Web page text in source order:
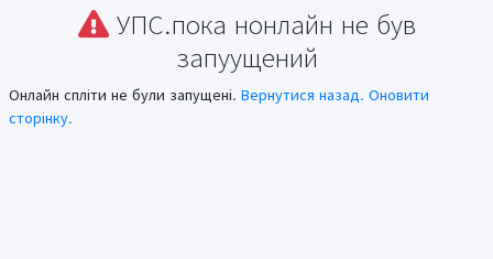
УПС.пока нонлайн не був
запуущений
Онлайн спліти не були запущені. Вернутися назад. Оновити
сторінку.